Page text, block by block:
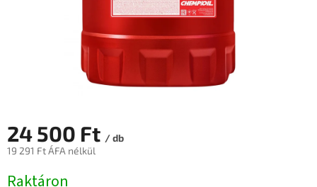
24 500 Ft / db
19 291 Ft ÁFA nélkül
Raktáron